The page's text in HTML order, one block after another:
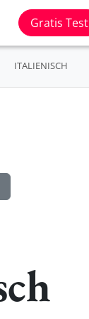
Gratis Test
ITALIENISCH